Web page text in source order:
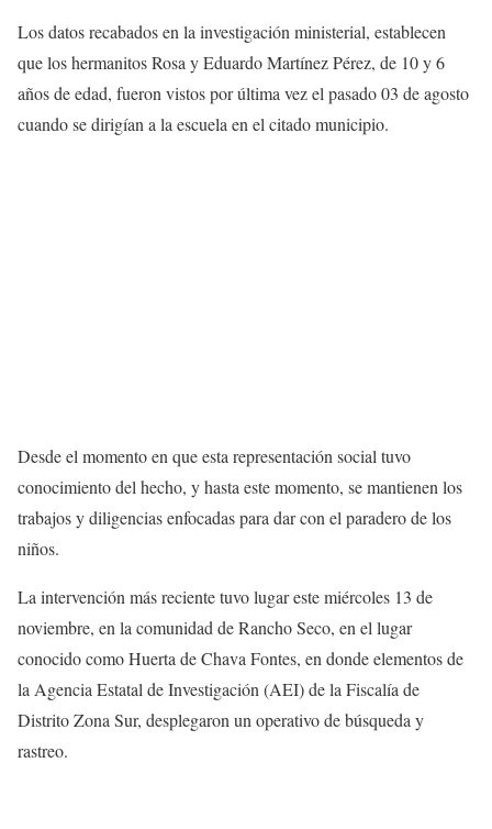
Los datos recabados en la investigación ministerial, establecen
que los hermanitos Rosa y Eduardo Martínez Pérez, de 10 y 6
años de edad, fueron vistos por última vez el pasado 03 de agosto
cuando se dirigían a la escuela en el citado municipio.
Desde el momento en que esta representación social tuvo
conocimiento del hecho, y hasta este momento, se mantienen los
trabajos y diligencias enfocadas para dar con el paradero de los
niños.
La intervención más reciente tuvo lugar este miércoles 13 de
noviembre, en la comunidad de Rancho Seco, en el lugar
conocido como Huerta de Chava Fontes, en donde elementos de
la Agencia Estatal de Investigación (AEI) de la Fiscalía de
Distrito Zona Sur, desplegaron un operativo de búsqueda y
rastreo.